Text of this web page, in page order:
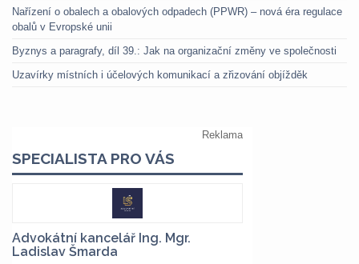
Nařízení o obalech a obalových odpadech (PPWR) – nová éra regulace
obalů v Evropské unii
Byznys a paragrafy, díl 39.: Jak na organizační změny ve společnosti
Uzavírky místních i účelových komunikací a zřizování objížděk